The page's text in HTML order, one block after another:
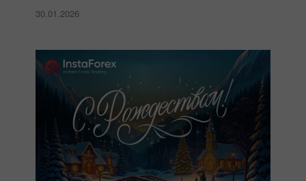
30.01.2026